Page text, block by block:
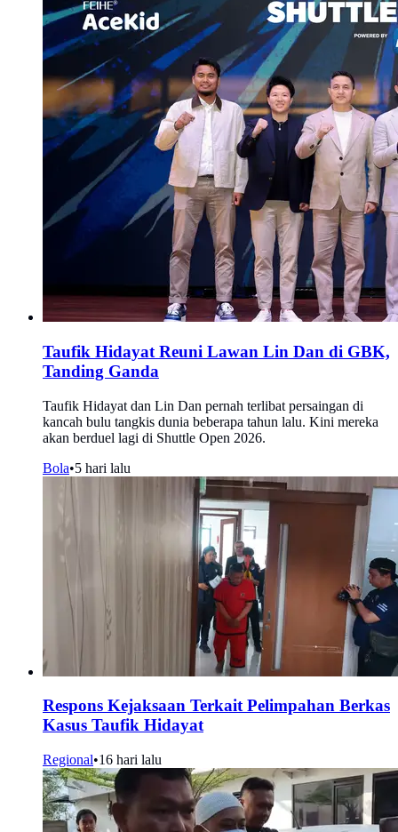
Taufik Hidayat Reuni Lawan Lin Dan di GBK,
Tanding Ganda
Taufik Hidayat dan Lin Dan pernah terlibat persaingan di
kancah bulu tangkis dunia beberapa tahun lalu. Kini mereka
akan berduel lagi di Shuttle Open 2026.
Bola•5 hari lalu
Respons Kejaksaan Terkait Pelimpahan Berkas
Kasus Taufik Hidayat
Regional•16 hari lalu